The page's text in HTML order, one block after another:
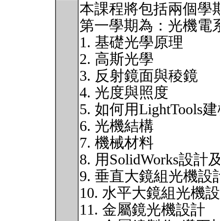
本課程將包括兩個學
第一學期為：光機電
1. 基礎光學原理
2. 高斯光學
3. 反射鏡面與稜鏡
4. 光度與照度
5. 如何用LightTools
6. 光機結構
7. 機械材料
8. 用SolidWorks設計
9. 垂直大鏡組光機設
10. 水平大鏡組光機
11. 金屬鏡光機設計